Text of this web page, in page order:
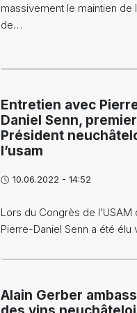
massivement le maintien de
de…
Entretien avec
Daniel Senn,
Président
l’usam
10.06.2022 - 14:52
Lors du Congrès de
Pierre-Daniel Senn a été
Alain Gerber